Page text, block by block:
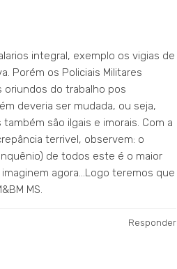
integral, exemplo os vigias de
Porém os Policiais Militares
oriundos do trabalho pos
deveria ser mudada, ou seja,
são ilgais e imorais. Com a
terrivel, observem: o
de todos este é o maior
agora…Logo teremos que
MS.
Responder